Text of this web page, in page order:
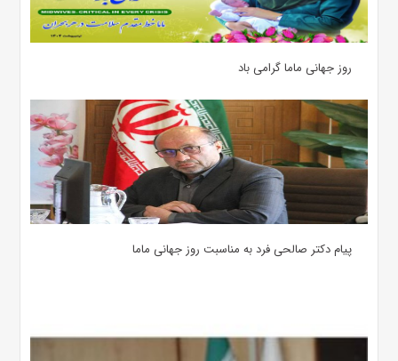
روز جهانی ماما گرامی باد
پیام دکتر صالحی فرد به مناسبت روز جهانی ماما